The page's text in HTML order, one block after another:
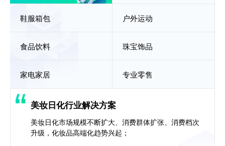
鞋服箱包 户外运动
食品饮料 珠宝饰品
家电家居 专业零售
美妆日化行业解决方案
美妆日化市场规模不断扩大、消费群体扩张、消费档次
升级，化妆品高端化趋势兴起；